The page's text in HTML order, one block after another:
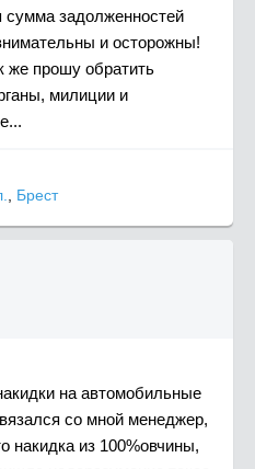
задолженностей
и осторожны!
же прошу обратить
милиции и
, Брест
на автомобильные
со мной менеджер,
накидка из 100%овчины,